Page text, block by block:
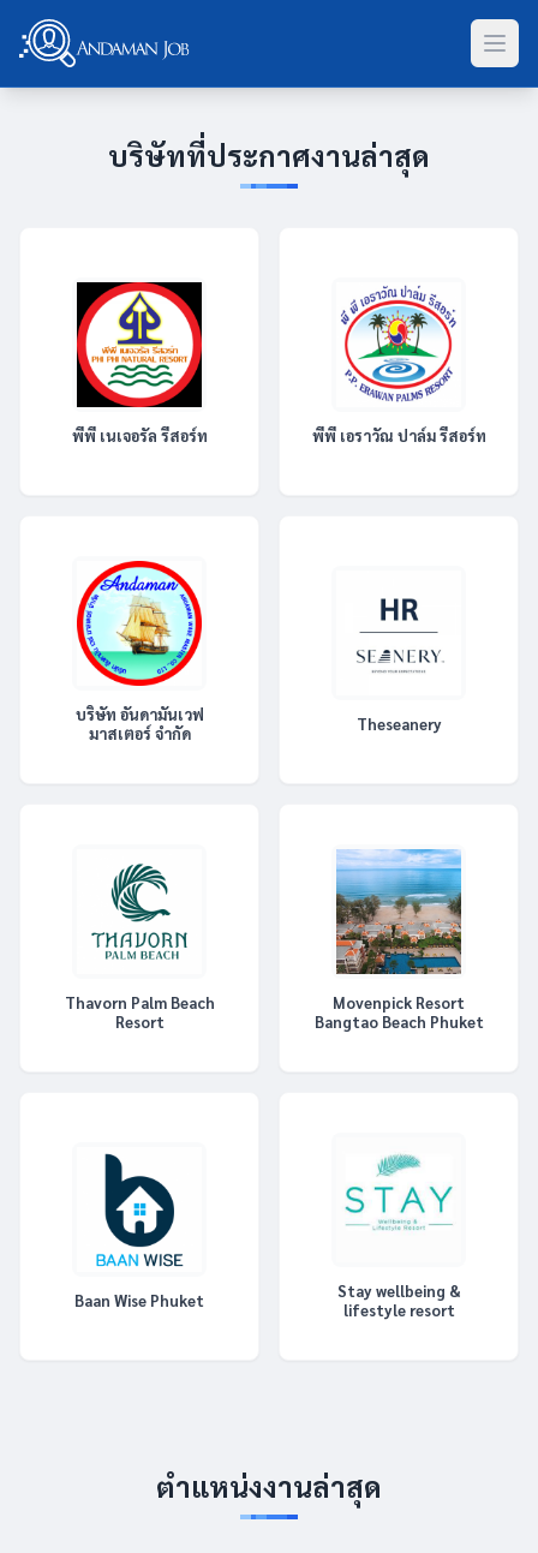
บริษัทที่ประกาศงานล่าสุด
พีพี เนเจอรัล รีสอร์ท พีพี เอราวัณ ปาล์ม รีสอร์ท
บริษัท อันดามันเวฟ
มาสเตอร์ จำกัด
Theseanery
Thavorn Palm Beach
Resort
Movenpick Resort
Bangtao Beach Phuket
Baan Wise Phuket
Stay wellbeing &
lifestyle resort
ตำแหน่งงานล่าสุด